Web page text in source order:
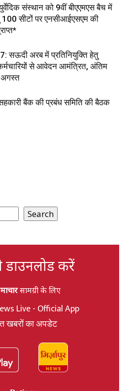
संस्थान को 9वीं बीएएमएस बैच में
सीटों पर एनसीआईएसएम की
सऊदी अरब में प्रतिनियुक्ति हेतु
से आवेदन आमंत्रित, अंतिम
अगस्त
सहकारी बैंक की प्रबंध समिति की बैठक
Search
करें
सामग्री के लिए
Live - Official App
खबरों का अपडेट